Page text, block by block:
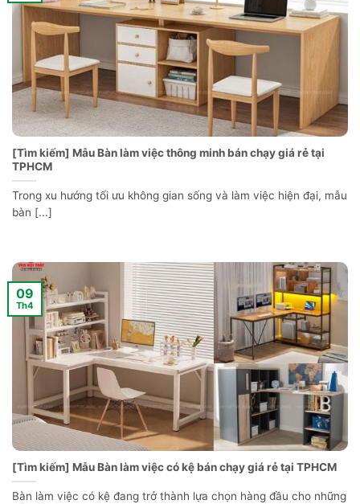
[Tìm kiếm] Mẫu Bàn làm việc thông minh bán chạy giá rẻ tại
TPHCM
Trong xu hướng tối ưu không gian sống và làm việc hiện đại, mẫu
bàn [...]
[Tìm kiếm] Mẫu Bàn làm việc có kệ bán chạy giá rẻ tại TPHCM
Bàn làm việc có kệ đang trở thành lựa chọn hàng đầu cho những
09
Th4